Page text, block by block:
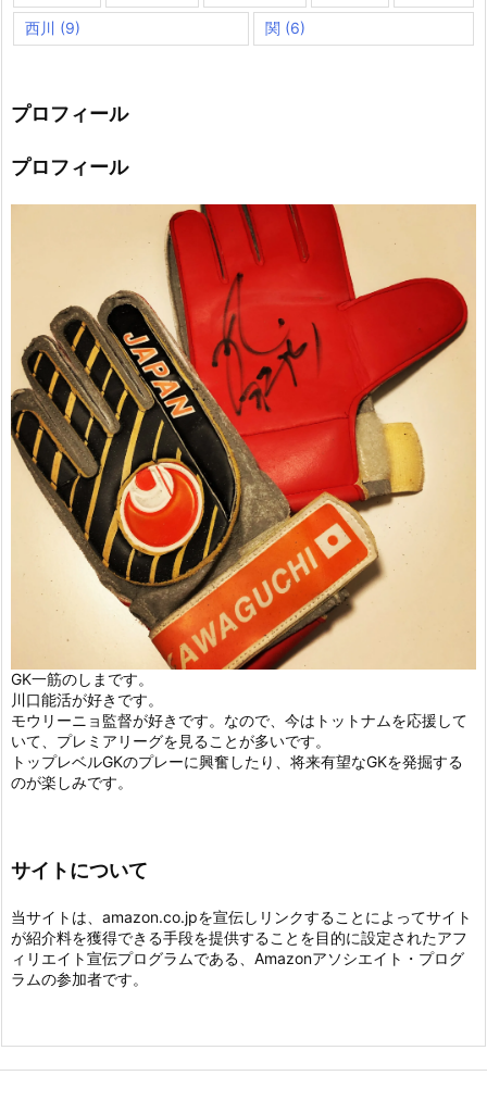
西川 (9) 関 (6)
プロフィール
プロフィール
GK一筋のしまです。
川口能活が好きです。
モウリーニョ監督が好きです。なので、今はトットナムを応援して
いて、プレミアリーグを見ることが多いです。
トップレベルGKのプレーに興奮したり、将来有望なGKを発掘する
のが楽しみです。
サイトについて
当サイトは、amazon.co.jpを宣伝しリンクすることによってサイト
が紹介料を獲得できる手段を提供することを目的に設定されたアフ
ィリエイト宣伝プログラムである、Amazonアソシエイト・プログ
ラムの参加者です。